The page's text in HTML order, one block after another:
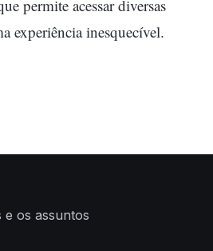
permite acessar diversas
experiência inesquecível.
e os assuntos